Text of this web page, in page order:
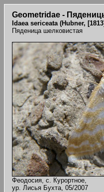
Geometridae -
Idaea sericeata (Hubner,
Пяденица шелковистая
Феодосия, с. Курортное,
ур. Лисья Бухта, 05/2007